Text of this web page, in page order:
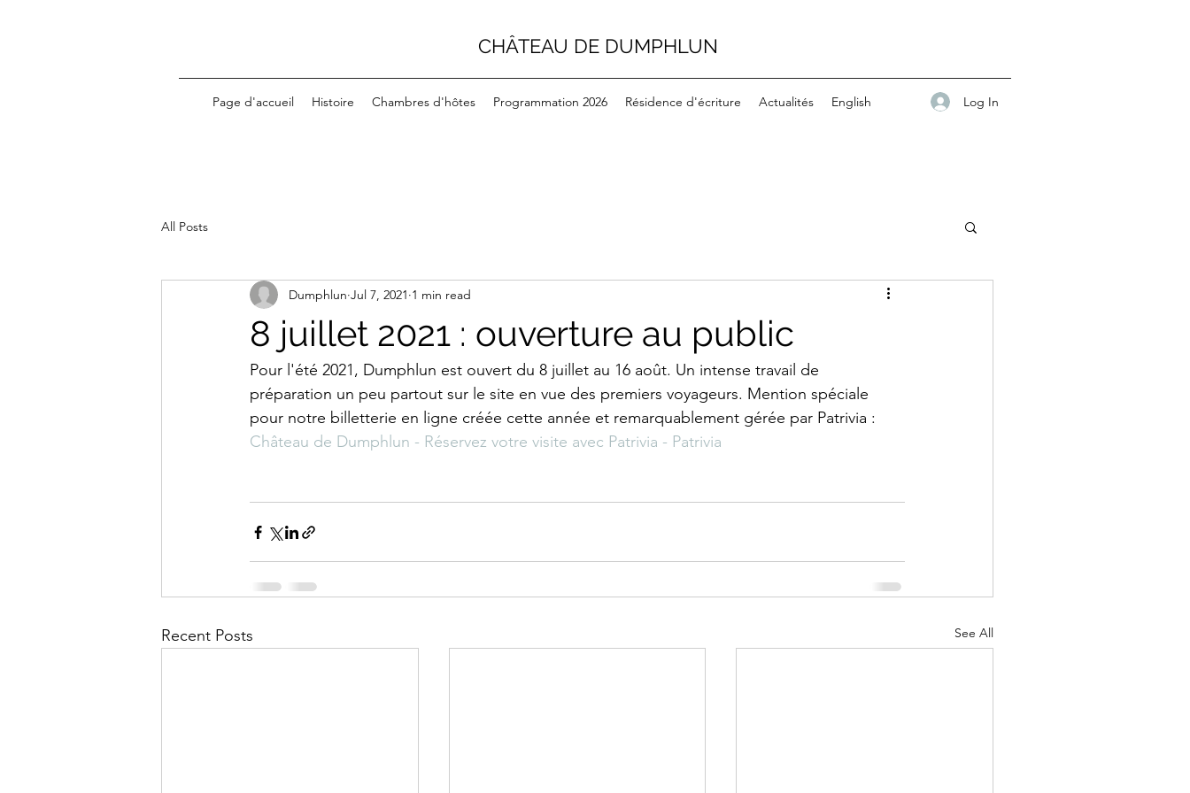
CHÂTEAU DE DUMPHLUN
Page d'accueil Histoire Chambres d'hôtes Programmation 2026 Résidence d'écriture Actualités English Log In
All Posts
8 juillet 2021 : ouverture au public
Dumphlun Jul 7, 2021 1 min read
Pour l'été 2021, Dumphlun est ouvert du 8 juillet au 16 août. Un intense travail de
préparation un peu partout sur le site en vue des premiers voyageurs. Mention spéciale
pour notre billetterie en ligne créée cette année et remarquablement gérée par Patrivia :
Château de Dumphlun - Réservez votre visite avec Patrivia - Patrivia
Recent Posts See All